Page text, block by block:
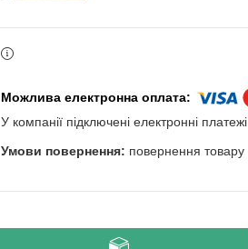
У компанії підключені електронні
повернення товару